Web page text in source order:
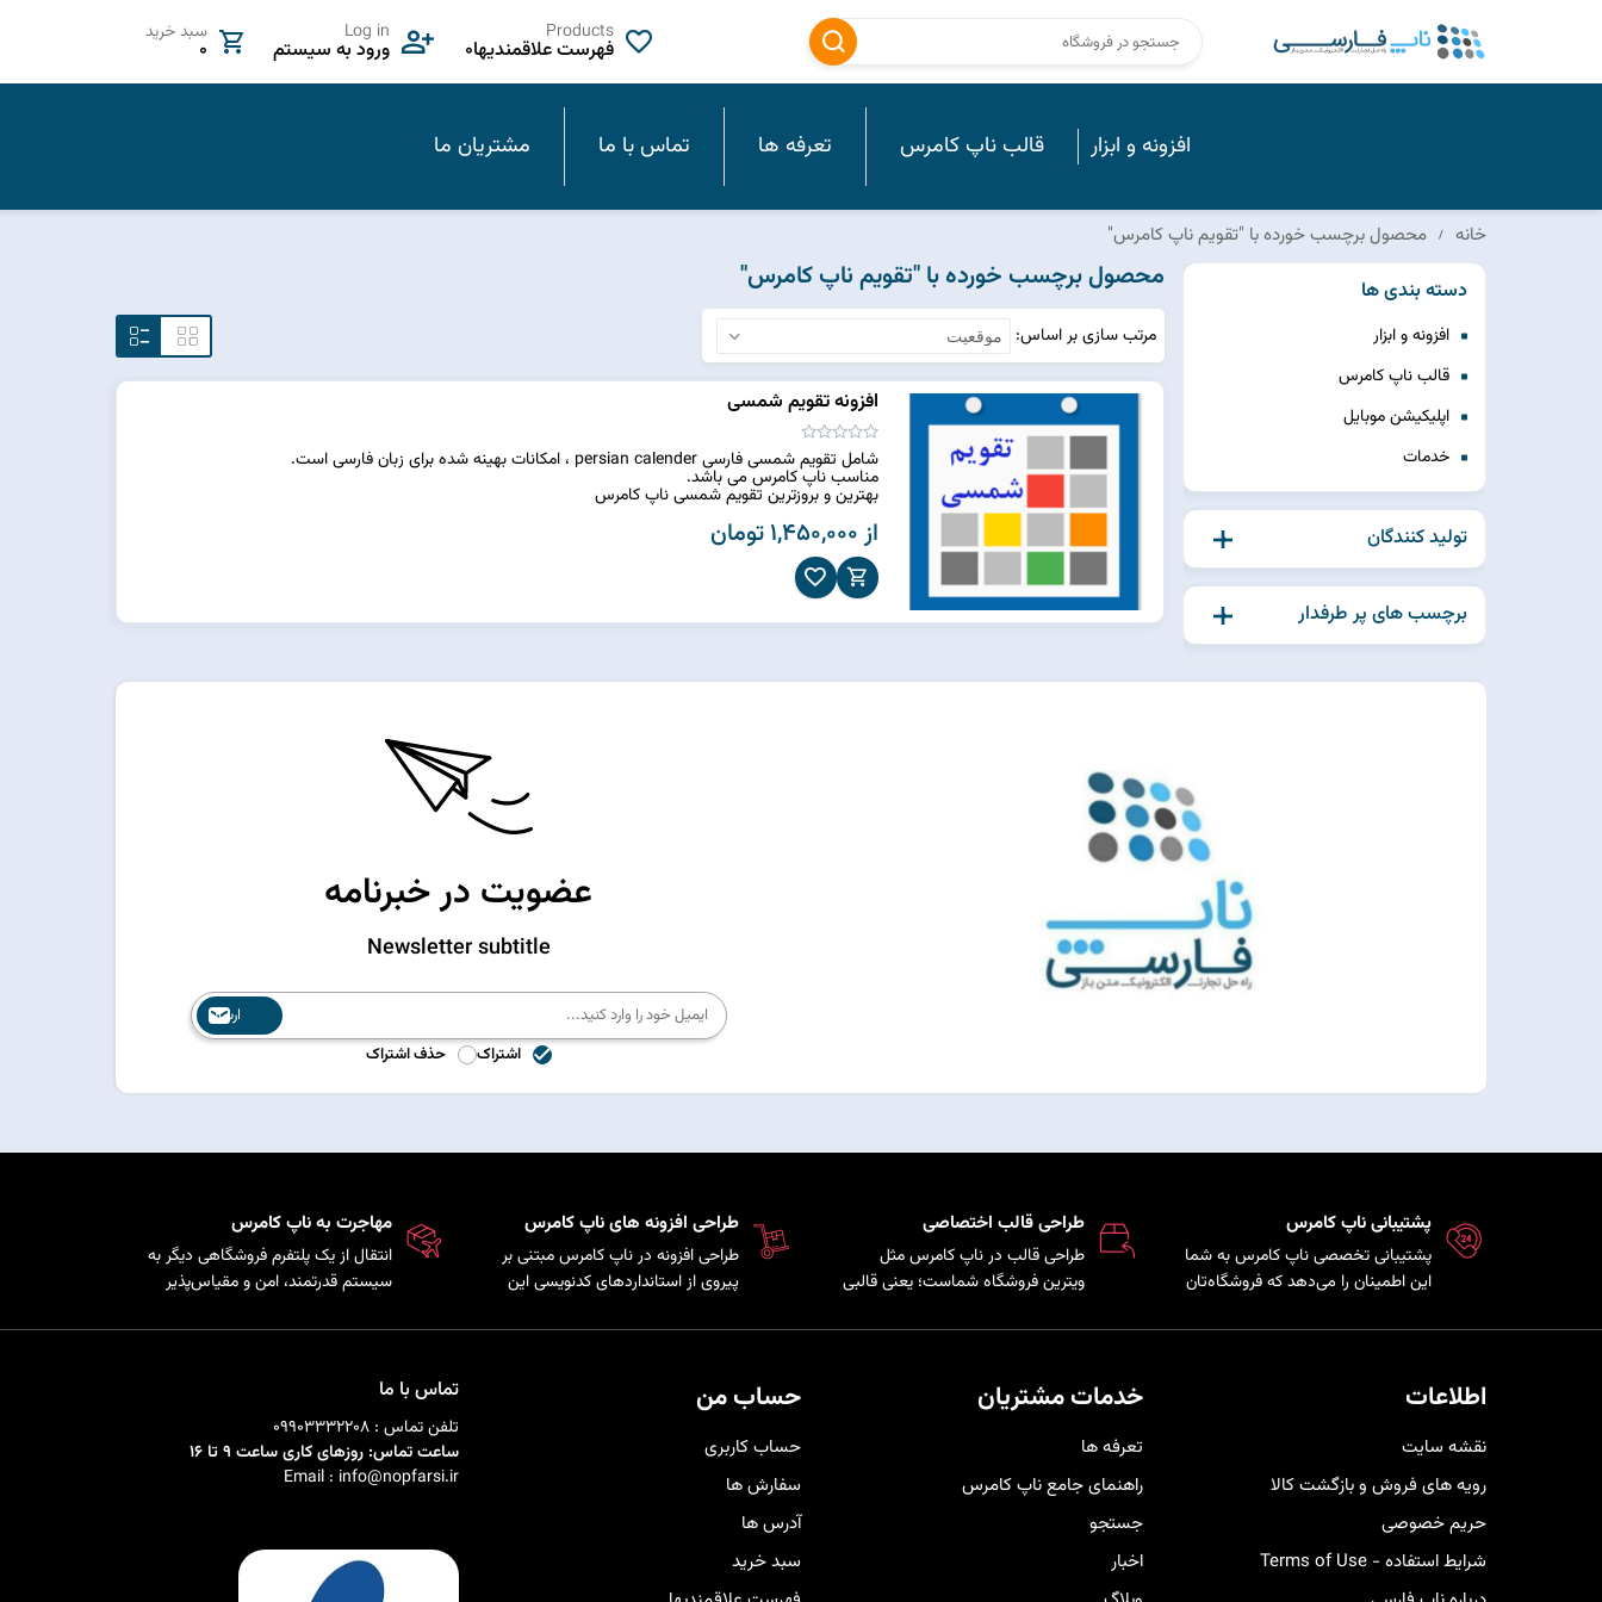
Products
فهرست علاقمندیها0
Log in
ورود به سیستم
سبد خرید
0
افزونه و ابزار قالب ناپ کامرس تعرفه ها تماس با ما مشتریان ما
خانه محصول برچسب خورده با "تقویم ناپ کامرس"
دسته بندی ها
افزونه و ابزار
قالب ناپ کامرس
اپلیکیشن موبایل
خدمات
تولید کنندگان
برچسب های پر طرفدار
محصول برچسب خورده با "تقویم ناپ کامرس"
مرتب سازی بر اساس
افزونه تقویم شمسی
شامل تقویم شمسی فارسی persian calender ، امکانات بهینه شده برای زبان فارسی است.
مناسب ناپ کامرس می باشد.
بهترین و بروزترین تقویم شمسی ناپ کامرس
از 1,450,000 تومان
عضویت در خبرنامه
Newsletter subtitle
ارسال
اشتراک
حذف اشتراک
پشتیبانی ناپ کامرس
پشتیبانی تخصصی ناپ کامرس به شما
این اطمینان را می‌دهد که فروشگاه‌تان
فنی در کمترین زمان ممکن برای رفع
کنار شما خواهد بود.
طراحی قالب اختصاصی
طراحی قالب در ناپ کامرس مثل
ویترین فروشگاه شماست؛ یعنی قالبی
مشتری‌هایتان شخصی‌سازی شده تا
خریدی راحت و لذت‌بخش را برای
کاربرانتان فراهم کند
طراحی افزونه های ناپ کامرس
طراحی افزونه در ناپ کامرس مبتنی بر
پیروی از استانداردهای کدنویسی این
و اضافه کردن قابلیت‌های سفارشی را
مهاجرت به ناپ کامرس
انتقال از یک پلتفرم فروشگاهی دیگر به
سیستم قدرتمند، امن و مقیاس‌پذیر
محصولات، مشتریان و سفارش‌ها.
اطلاعات
نقشه سایت
رویه های فروش و بازگشت کالا
حریم خصوصی
شرایط استفاده - Terms of Use
خدمات مشتریان
تعرفه ها
راهنمای جامع ناپ کامرس
جستجو
اخبار
حساب من
حساب کاربری
سفارش ها
آدرس ها
سبد خرید
تماس با ما
تلفن تماس : 09903332208
ساعت تماس: روزهای کاری ساعت 9 تا 16
Email : info@nopfarsi.ir